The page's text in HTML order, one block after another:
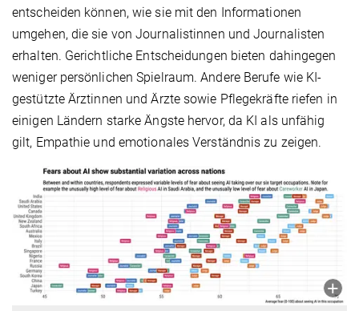
entscheiden können, wie sie mit den Informationen
umgehen, die sie von Journalistinnen und Journalisten
erhalten. Gerichtliche Entscheidungen bieten dahingegen
weniger persönlichen Spielraum. Andere Berufe wie KI-
gestützte Ärztinnen und Ärzte sowie Pflegekräfte riefen in
einigen Ländern starke Ängste hervor, da KI als unfähig
gilt, Empathie und emotionales Verständnis zu zeigen.